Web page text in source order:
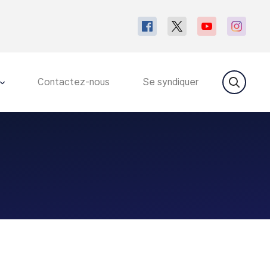
Contactez-nous Se syndiquer